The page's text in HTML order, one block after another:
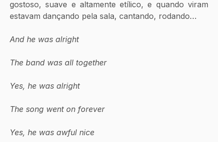
gostoso, suave e altamente etílico, e quando viram
estavam dançando pela sala, cantando, rodando…
And he was alright
The band was all together
Yes, he was alright
The song went on forever
Yes, he was awful nice